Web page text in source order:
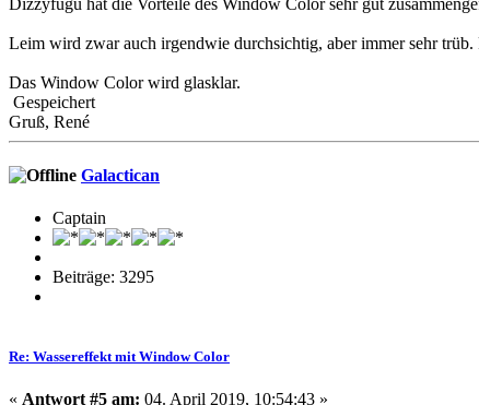
Leim wird zwar auch irgendwie durchsichtig, aber immer sehr trüb.
Das Window Color wird glasklar.
Gespeichert
Gruß, René
Galactican
Captain
Beiträge: 3295
Re: Wassereffekt mit Window Color
« Antwort #5 am: 04. April 2019, 10:54:43 »